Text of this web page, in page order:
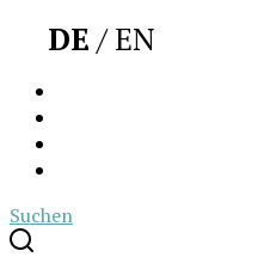
DE EN
Suchen